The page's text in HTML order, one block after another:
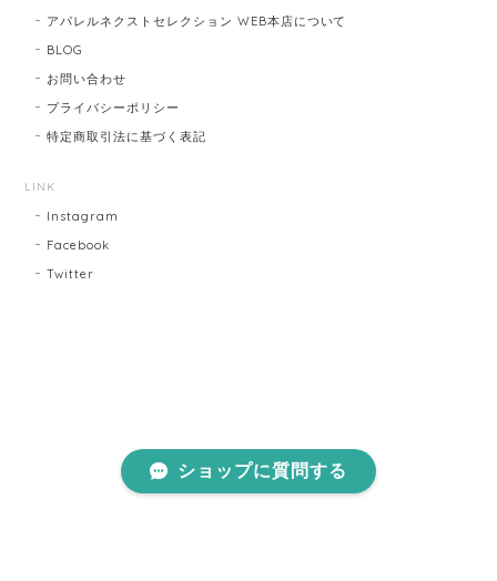
アパレルネクストセレクション WEB本店について
BLOG
お問い合わせ
プライバシーポリシー
特定商取引法に基づく表記
LINK
Instagram
Facebook
Twitter
ショップに質問する